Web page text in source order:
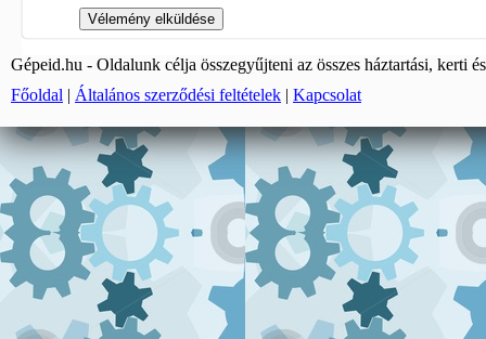
Gépeid.hu - Oldalunk célja összegyűjteni az összes háztartási, kerti
Főoldal | Általános szerződési feltételek | Kapcsolat